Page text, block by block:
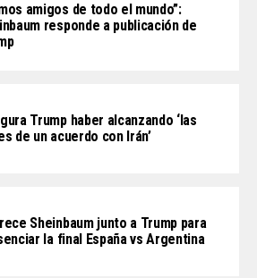
amigos de todo el mundo”:
responde a publicación de
Trump haber alcanzando ‘las
de un acuerdo con Irán’
Sheinbaum junto a Trump para
la final España vs Argentina